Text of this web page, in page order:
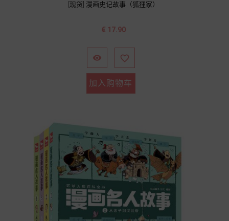
[现货] 漫画史记故事（狐狸家）
价
€ 17.90
 
加入购物车